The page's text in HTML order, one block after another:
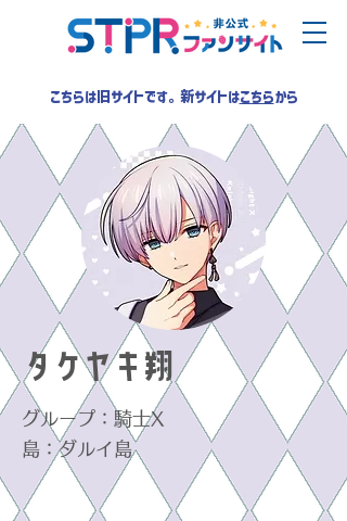
こちらは旧サイトです。新サイトはこちらから
タケヤキ翔
グループ：騎士X
島：ダルイ島